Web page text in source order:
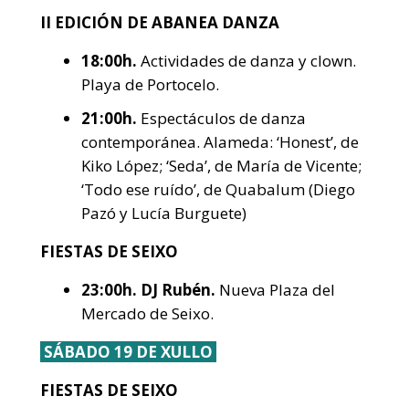
II EDICIÓN DE ABANEA DANZA
18:00h. Actividades de danza y clown.
Playa de Portocelo.
21:00h. Espectáculos de danza
contemporánea. Alameda: ‘Honest’, de
Kiko López; ‘Seda’, de María de Vicente;
‘Todo ese ruído’, de Quabalum (Diego
Pazó y Lucía Burguete)
FIESTAS DE SEIXO
23:00h. DJ Rubén. Nueva Plaza del
Mercado de Seixo.
SÁBADO 19 DE XULLO
FIESTAS DE SEIXO